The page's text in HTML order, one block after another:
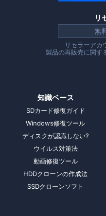
リ
無
リセラーアカ
製品の再販売に関す
知識ベース
SDカード修復ガイド
Windows修復ツール
ディスクが認識しない?
ウイルス対策法
動画修復ツール
HDDクローンの作成法
SSDクローンソフト